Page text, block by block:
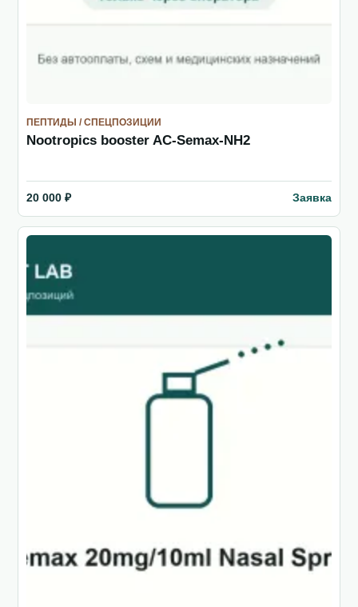
ПЕПТИДЫ / СПЕЦПОЗИЦИИ
Nootropics booster AC-Semax-NH2
20 000 ₽ Заявка